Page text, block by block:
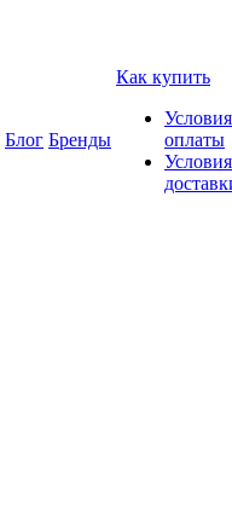
Блог Бренды
Как купить
Условия
оплаты
Условия